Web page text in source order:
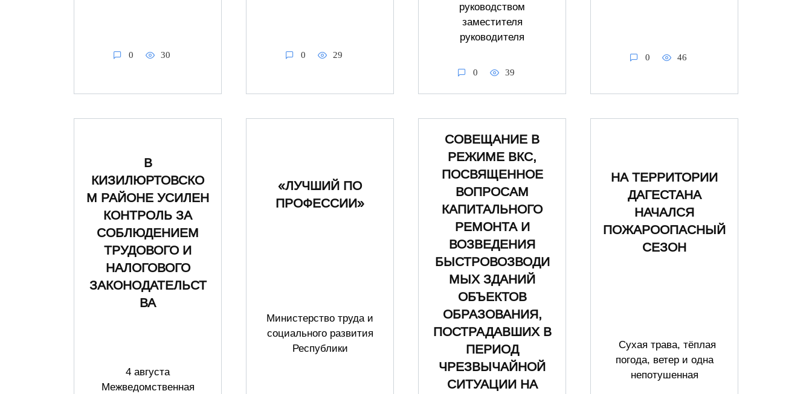
0 30 0 29
руководством
заместителя
руководителя
0 39
0 46
В
КИЗИЛЮРТОВСКО
М РАЙОНЕ УСИЛЕН
КОНТРОЛЬ ЗА
СОБЛЮДЕНИЕМ
ТРУДОВОГО И
НАЛОГОВОГО
ЗАКОНОДАТЕЛЬСТ
ВА
4 августа
Межведомственная
«ЛУЧШИЙ ПО
ПРОФЕССИИ»
Министерство труда и
социального развития
Республики
СОВЕЩАНИЕ В
РЕЖИМЕ ВКС,
ПОСВЯЩЕННОЕ
ВОПРОСАМ
КАПИТАЛЬНОГО
РЕМОНТА И
ВОЗВЕДЕНИЯ
БЫСТРОВОЗВОДИ
МЫХ ЗДАНИЙ
ОБЪЕКТОВ
ОБРАЗОВАНИЯ,
ПОСТРАДАВШИХ В
ПЕРИОД
ЧРЕЗВЫЧАЙНОЙ
СИТУАЦИИ НА
НА ТЕРРИТОРИИ
ДАГЕСТАНА
НАЧАЛСЯ
ПОЖАРООПАСНЫЙ
СЕЗОН
Сухая трава, тёплая
погода, ветер и одна
непотушенная